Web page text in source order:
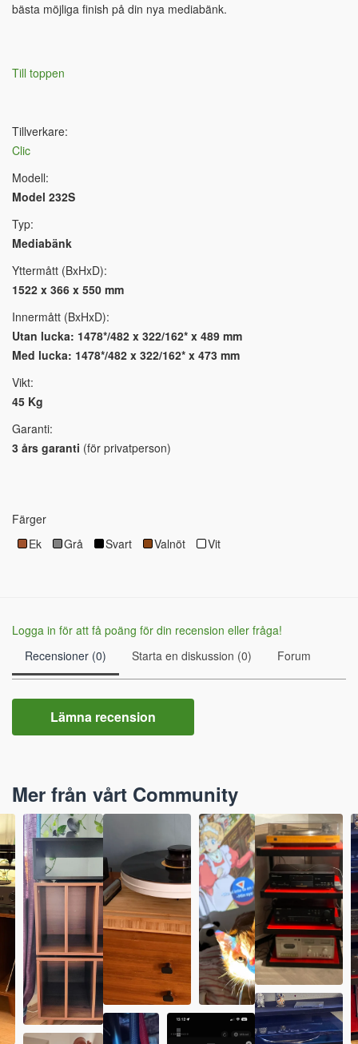
bästa möjliga finish på din nya mediabänk.
Till toppen
Tillverkare:
Clic
Modell:
Model 232S
Typ:
Mediabänk
Yttermått (BxHxD):
1522 x 366 x 550 mm
Innermått (BxHxD):
Utan lucka: 1478*/482 x 322/162* x 489 mm
Med lucka: 1478*/482 x 322/162* x 473 mm
Vikt:
45 Kg
Garanti:
3 års garanti (för privatperson)
Färger
Ek
Grå Svart Valnöt Vit
Logga in för att få poäng för din recension eller fråga!
Recensioner (0)
Starta en diskussion (0) Forum
Lämna recension
Mer från vårt Community